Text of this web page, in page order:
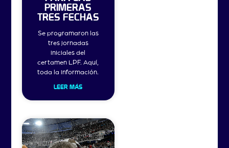
PRIMERAS
TRES FECHAS
Se programaron las
tres jornadas
iniciales del
certamen LPF. Aquí,
toda la información.
LEER MÁS